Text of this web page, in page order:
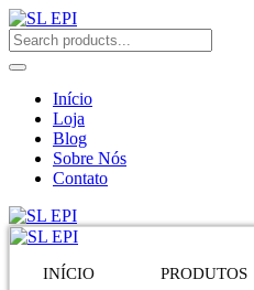
Início
Loja
Blog
Sobre Nós
Contato
INÍCIO PRODUTOS